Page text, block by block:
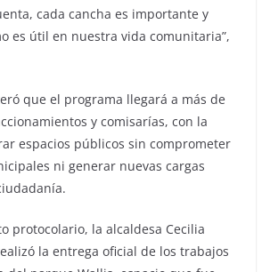
cada cancha es importante y
es útil en nuestra vida comunitaria”,
que el programa llegará a más de
y comisarías, con la
espacios públicos sin comprometer
ni generar nuevas cargas
protocolario, la alcaldesa Cecilia
la entrega oficial de los trabajos